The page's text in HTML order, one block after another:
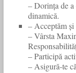
– Dorința de
dinamică.
– Acceptăm
– Vârsta
– Participă
– Asigură-te